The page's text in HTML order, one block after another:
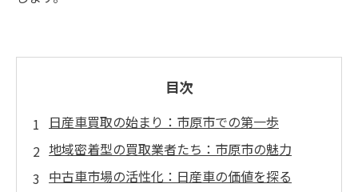
目次
日産車買取の始まり：市原市での第一歩
地域密着型の買取業者たち：市原市の魅力
中古車市場の活性化：日産車の価値を探る